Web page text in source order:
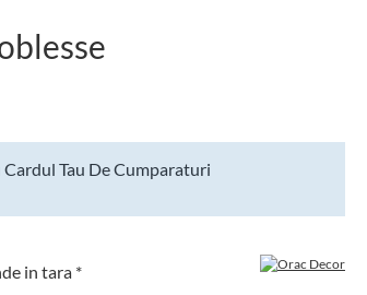
Tau De Cumparaturi
in tara *